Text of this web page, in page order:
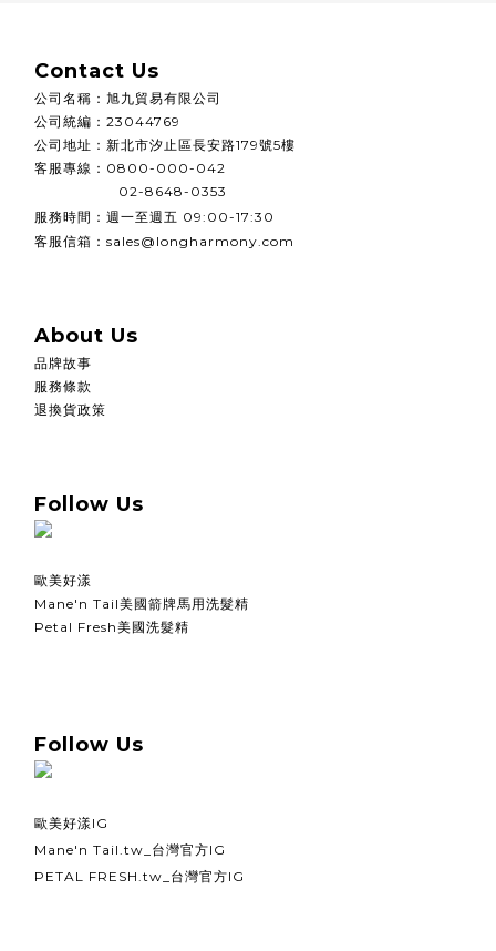
Contact Us
公司名稱 ： 旭九貿易有限公司
公司統編 ： 23044769
公司地址： 新北市汐止區長安路179號5樓
客服專線：0800-000-042
02-8648-0353
服務時間： 週一至週五 09:00-17:30
客服信箱：sales@longharmony.com
About Us
品牌故事
服務條款
退換貨政策
Follow Us
歐美好漾
Mane'n Tail美國箭牌馬用洗髮精
Petal Fresh美國洗髮精
Follow Us
歐美好漾IG
Mane'n Tail.tw_台灣官方IG
PETAL FRESH.tw_台灣官方IG